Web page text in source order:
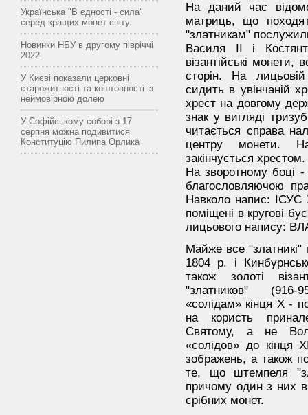
Українська "В єдності - сила"
серед кращих монет світу.
Новинки НБУ в другому півріччі
2022
У Києві показали церковні
старожитності та коштовності із
неймовірною долею
У Софійському соборі з 17
серпня можна подивитися
Конституцію Пилипа Орлика
На даний час
матриць, що
"златникам"
Василя II і
візантійські
сторін. На
сидить в увінчаній
хрест на довгому
знак у вигляді
читається справа
центру монети.
закінчується хрестом.
На зворотному боці -
благословляючою
Навколо напис: ІСУС
поміщені в кругові
лицьового напису:
Майже все "златникі"
1804 р. і
також золоті
"златников" (916-
«солідам» кінця X -
на користь
Святому, а не
«солідов» до кінця
зображень, а також
те, що штемпеля
причому один з них
срібних монет.